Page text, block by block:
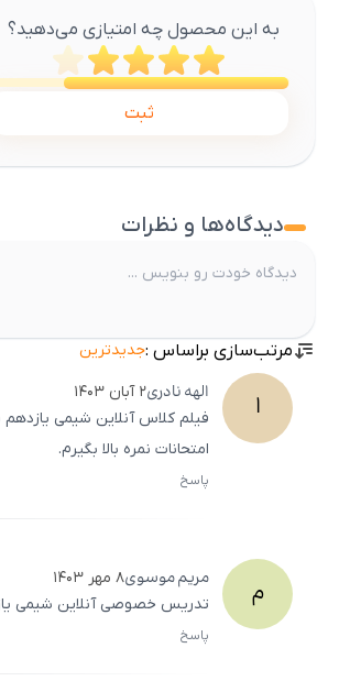
به این محصول چه امتیازی می‌دهید؟
ثبت
دیدگاه‌ها و نظرات
مرتب‌سازی براساس :جدیدترین
ا الههنادری۲ آبان ۱۴۰۳
فیلم کلاس آنلاین شیمی
امتحانات نمره بالا بگیرم.
پاسخ
م مریمموسوی۸ مهر ۱۴۰۳
تدریس خصوصی آنلاین شیمی
پاسخ